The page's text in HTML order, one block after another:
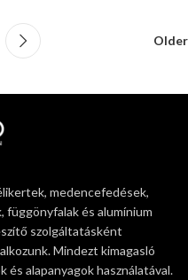
Older
medencefedések,
és alumínium
szolgáltatásként
Mindezt kimagasló
és alapanyagok használatával.